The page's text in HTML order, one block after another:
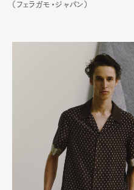
（フェラガモ・ジャパン）